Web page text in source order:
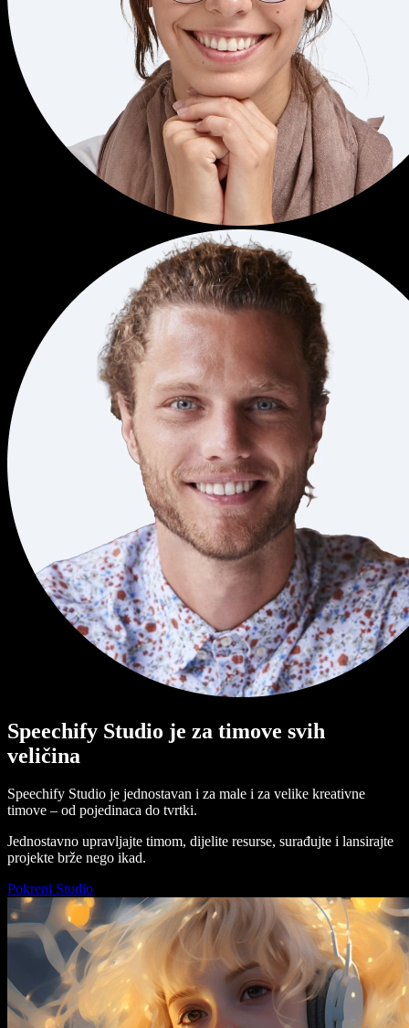
Speechify Studio je za timove svih
veličina
Speechify Studio je jednostavan i za male i za velike kreativne
timove – od pojedinaca do tvrtki.
Jednostavno upravljajte timom, dijelite resurse, surađujte i lansirajte
projekte brže nego ikad.
Pokreni Studio